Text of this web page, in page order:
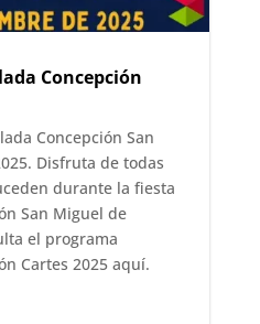
Concepción
Concepción San
Disfruta de todas
durante la fiesta
San Miguel de
el programa
Cartes 2025 aquí.